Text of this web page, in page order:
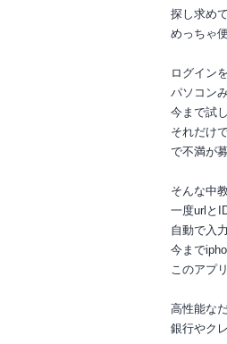
探し求め
めっちゃ
ログイン
パソコン
今まで試
それだけ
で不満が
そんな中
一度urlと
自動で入
今まで
このアプ
高性能な
銀行やク